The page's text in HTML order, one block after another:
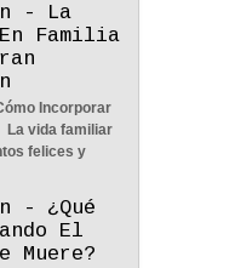
-
- La
Familia
Incorporar
La vida familiar
felices y
- ¿Qué
El
Muere?